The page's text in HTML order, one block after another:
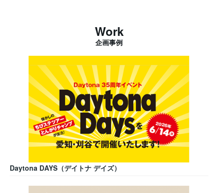
Work
企画事例
Daytona DAYS（デイトナ デイズ）